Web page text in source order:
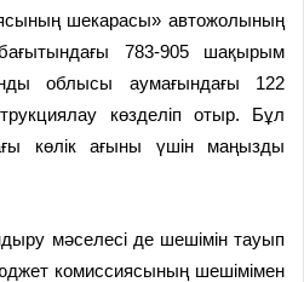
ше­карасы» автожолының
783-905 шақырым
облысы аумағындағы 122
көзделіп отыр. Бұл
көлік ағыны үшін маңызды
мәселесі де шешімін тауып
комиссиясының шешімімен